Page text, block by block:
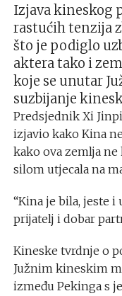
Izjava kineskog
rastućih tenzija
što je podiglo
aktera tako i
koje se unutar
suzbijanje
Predsjednik Xi
izjavio kako Kina
kako ova zemlja
silom utjecala na
“Kina je bila, jeste
prijatelj i dobar
Kineske tvrdnje o
Južnim kineskim
između Pekinga s